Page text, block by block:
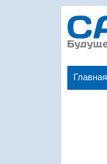
Главная